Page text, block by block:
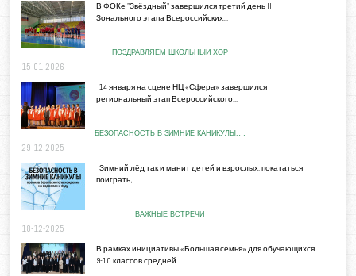
В ФОКе "Звёздный" завершился третий день II
Зонального этапа Всероссийских...
ПОЗДРАВЛЯЕМ ШКОЛЬНЫЙ ХОР
15-01-2026
14 января на сцене НЦ «Сфера» завершился
региональный этап Всероссийского...
БЕЗОПАСНОСТЬ В ЗИМНИЕ КАНИКУЛЫ:…
29-12-2025
Зимний лёд так и манит детей и взрослых: покататься,
поиграть,...
ВАЖНЫЕ ВСТРЕЧИ
18-12-2025
В рамках инициативы «Большая семья» для обучающихся
9-10 классов средней...